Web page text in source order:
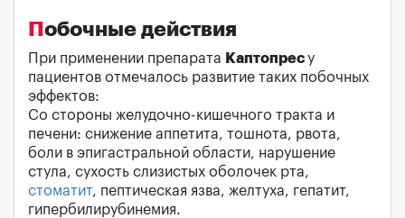
Побочные действия
При применении препарата Каптопресу
пациентов отмечалось развитие таких побочных
эффектов:
Со стороны желудочно-кишечного тракта и
печени: снижение аппетита, тошнота, рвота,
боли в эпигастральной области, нарушение
стула, сухость слизистых оболочек рта,
стоматит, пептическая язва, желтуха, гепатит,
гипербилирубинемия.